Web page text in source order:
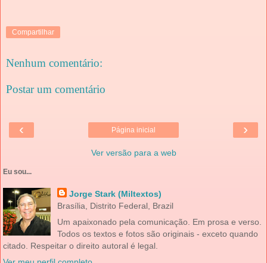
Compartilhar
Nenhum comentário:
Postar um comentário
‹ ›
Página inicial
Ver versão para a web
Eu sou...
Jorge Stark (Miltextos)
Brasília, Distrito Federal, Brazil
Um apaixonado pela comunicação. Em prosa e verso.
Todos os textos e fotos são originais - exceto quando
citado. Respeitar o direito autoral é legal.